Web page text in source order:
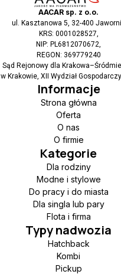
AACAR sp. z o.o.
ul. Kasztanowa 5, 32-400
KRS: 0001028527,
NIP: PL6812070672,
REGON: 369779240
Sąd Rejonowy dla
w Krakowie, XII Wydział
Informacje
Strona główna
Oferta
O nas
O firmie
Kategorie
Dla rodziny
Modne i stylowe
Do pracy i do miasta
Dla singla lub pary
Flota i firma
Typy nadwozia
Hatchback
Kombi
Pickup